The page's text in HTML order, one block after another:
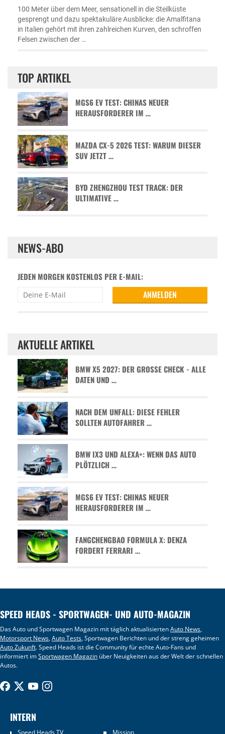
100 Meter über dem Meer, sensationell in die Steilküste
gesprengt und dazu spektakuläre Ausblicke: die Amalfitana
in Italien gehört mit ihren zahlreichen Kurven, den schroffen
Felsen zwischen der …
TOP ARTIKEL
MGS6 EV TEST: CHINAS NEUER
HERAUSFORDERER IM …
MAZDA CX-5 2026 TEST: WARUM DIESER
SUV JETZT …
BYD ZHENGZHOU TEST TRACK: DER
ULTIMATIVE …
NEWS-ABO
JEDEN MORGEN KOSTENLOS PER E-MAIL:
AKTUELLE ARTIKEL
BMW X5 2027: DER GROSSE CHECK - ALLE D
ATEN UND …
NACH DEM UNFALL: DIESE FEHLER
SOLLTEN AUTOFAHRER …
BMW IX3 UND ALEXA+: WENN DAS AUTO
PLÖTZLICH …
MGS6 EV TEST: CHINAS NEUER
HERAUSFORDERER IM …
FANGCHENGBAO FORMULA X: DENZA
FORDERT FERRARI …
SPEED HEADS - SPORTWAGEN- UND AUTO-MAGAZIN
Das Auto und Sportwagen Magazin mit täglich aktualisiertenAuto News,
Motorsport News,Auto Tests, Sportwagen Berichten und der streng geheimen
Auto Zukunft. Speed Heads ist die Community für echte Auto-Fans und
informiert imSportwagen Magazin über Neuigkeiten aus der Welt der schnellen
Autos.
INTERN